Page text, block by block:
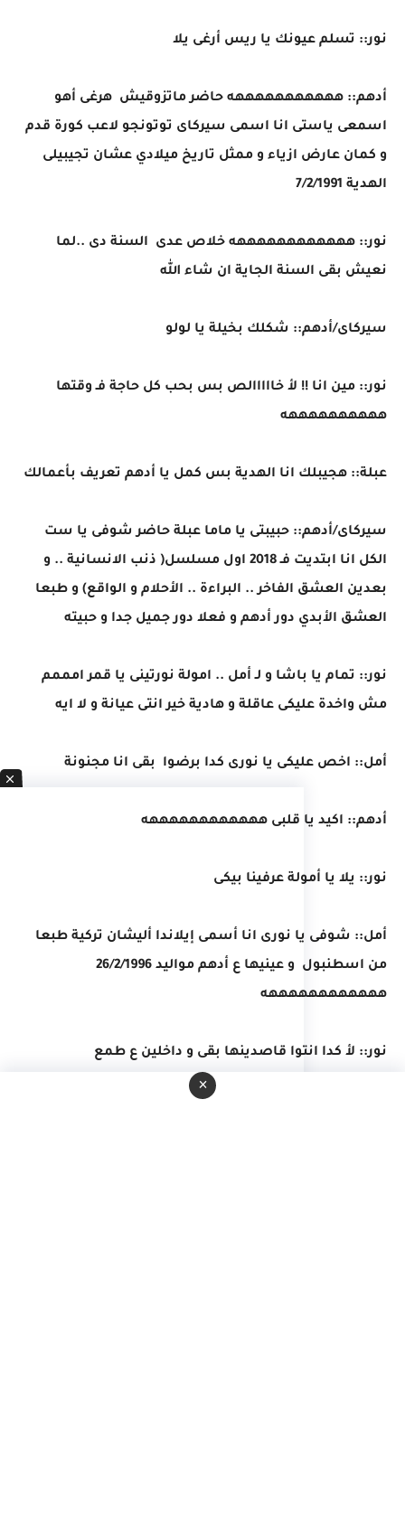
نور:: تسلم عيونك يا ريس أرغى يلا
أدهم:: هههههههههههه حاضر ماتزوقيش هرغى أهو
اسمعى ياستى انا اسمى سيركاى توتونجو لاعب كورة قدم
و كمان عارض ازياء و ممثل تاريخ ميلادي عشان تجيبيلى
الهدية 7/2/1991
نور:: ههههههههههههه خلاص عدى السنة دى ..لما
نعيش بقى السنة الجاية ان شاء الله
سيركاى/أدهم:: شكلك بخيلة يا لولو
نور:: مين انا !! لأ خااااالص بس بحب كل حاجة فـ وقتها
ههههههههههه
عبلة:: هجيبلك انا الهدية بس كمل يا أدهم تعريف بأعمالك
سيركاى/أدهم:: حبيبتى يا ماما عبلة حاضر شوفى يا ست
الكل انا ابتديت فـ 2018 اول مسلسل( ذنب الانسانية .. و
بعدين العشق الفاخر .. البراءة .. الأحلام و الواقع) و طبعا
العشق الأبدي دور أدهم و فعلا دور جميل جدا و حبيته
نور:: تمام يا باشا و لـ أمل .. امولة نورتينى يا قمر امممم
مش واخدة عليكى عاقلة و هادية خير انتى عيانة و لا ايه
أمل:: اخص عليكى يا نورى كدا برضوا بقى انا مجنونة
أدهم:: اكيد يا قلبى ههههههههههههه
نور:: يلا يا أمولة عرفينا بيكى
أمل:: شوفى يا نورى انا أسمى إيلاندا أليشان تركية طبعا
من اسطنبول و عينيها ع أدهم مواليد 26/2/1996
ههههههههههههه
نور:: لأ كدا انتوا قاصدينها بقى و داخلين ع طمع
×